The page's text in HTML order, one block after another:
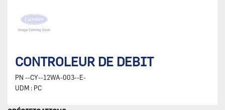
CONTROLEUR DE DEBIT
PN --CY--12WA-003--E-
UDM : PC